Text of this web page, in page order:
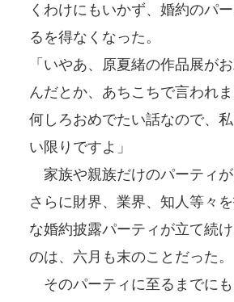
くわけにもいかず、婚約のパ
るを得なくなった。
「いやあ、原夏緒の作品展が
んだとか、あちこちで言われ
何しろおめでたい話なので、
い限りですよ」
家族や親族だけのパーティが
さらに財界、業界、知人等々
な婚約披露パーティが立て続
のは、六月も末のことだった。
そのパーティに至るまでに